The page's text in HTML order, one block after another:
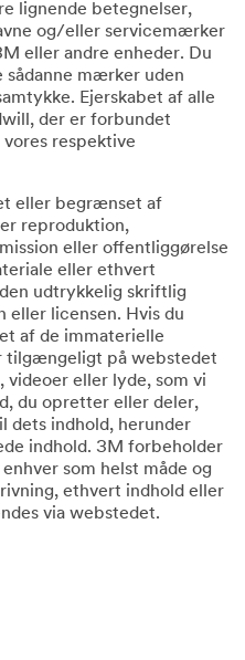
lignende betegnelser,
og/eller servicemærker
eller andre enheder. Du
mærker uden
Ejerskabet af alle
der er forbundet
respektive
eller begrænset af
reproduktion,
eller offentliggørelse
eller ethvert
udtrykkelig skriftlig
eller licensen. Hvis du
af de immaterielle
tilgængeligt på webstedet
videoer eller lyde, som vi
du opretter eller deler,
dets indhold, herunder
indhold. 3M forbeholder
som helst måde og
ethvert indhold eller
via webstedet.